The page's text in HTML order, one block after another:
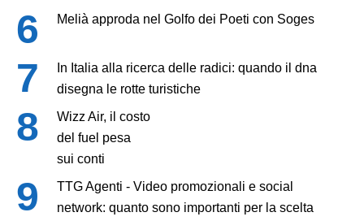
Melià approda nel Golfo dei Poeti con Soges
In Italia alla ricerca delle radici: quando il dna
disegna le rotte turistiche
Wizz Air, il costo
del fuel pesa
sui conti
TTG Agenti - Video promozionali e social
network: quanto sono importanti per la scelta